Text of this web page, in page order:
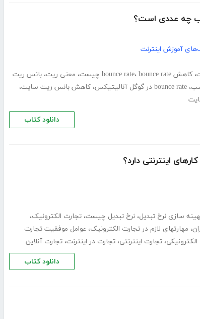
آموزش اینترنت
، کاهش bounce rate ، bounce rate چیست ، معنی ریت، بانس ریت
، bounce rate در گوگل آنالیتیکس ، کاهش بانس ریت سایت،
دانلود کتاب
اینترنتی دارد؟
سازی نرخ تبدیل، نرخ تبدیل چیست، تجارت الکترونیک،
، مهارتهای لازم در تجارت الکترونیک، عوامل موفقیت تجارت
، تجارت اینترنتی، تجارت در اینترنت، تجارت آنلاین
دانلود کتاب